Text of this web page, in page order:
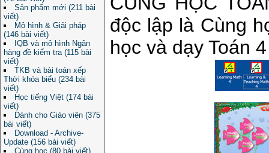
Sản phẩm mới (211 bài
viết)
Mô hình & Giải pháp
(146 bài viết)
IQB và mô hình Ngân
hàng đề kiểm tra (115 bài
viết)
TKB và bài toán xếp
Thời khóa biểu (234 bài
viết)
Học tiếng Việt (174 bài
viết)
Dành cho Giáo viên (375
bài viết)
Download - Archive-
Update (156 bài viết)
Cùng học (80 bài viết)
độc lập là Cùng
học và dạy Toán